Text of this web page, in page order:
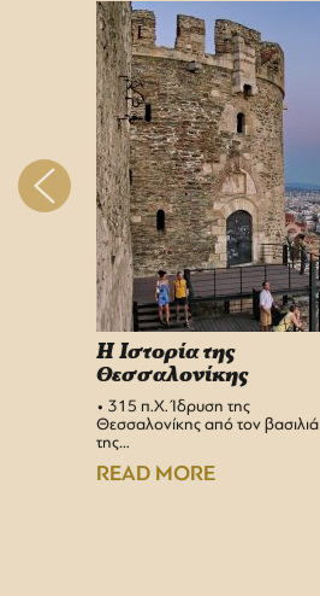
H Iστορία της
Θεσσαλονίκης
• 315 π.Χ. Ίδρυση της
Θεσσαλονίκης από τον βασιλιά
της…
READ MORE